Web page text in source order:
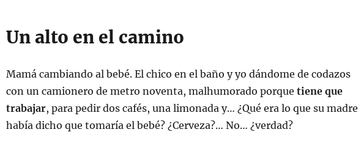
Un alto en el camino
Mamá cambiando al bebé. El chico en el baño y yo dándome de codazos
con un camionero de metro noventa, malhumorado porque tiene que
trabajar, para pedir dos cafés, una limonada y… ¿Qué era lo que su madre
había dicho que tomaría el bebé? ¿Cerveza?… No… ¿verdad?